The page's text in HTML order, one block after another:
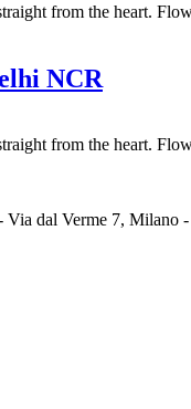
from the heart.
NCR
from the heart.
dal Verme 7, Milano